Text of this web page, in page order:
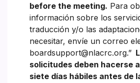
before the meeting. Para
información sobre los
traducción y/o las
necesitar, envíe un correo
boardsupport@nlacrc.org.”
solicitudes deben hacerse
siete días hábiles antes de